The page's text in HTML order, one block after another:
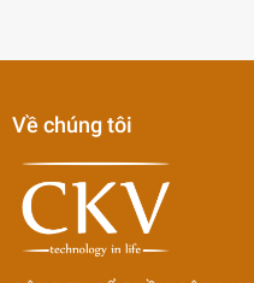
Về chúng tôi